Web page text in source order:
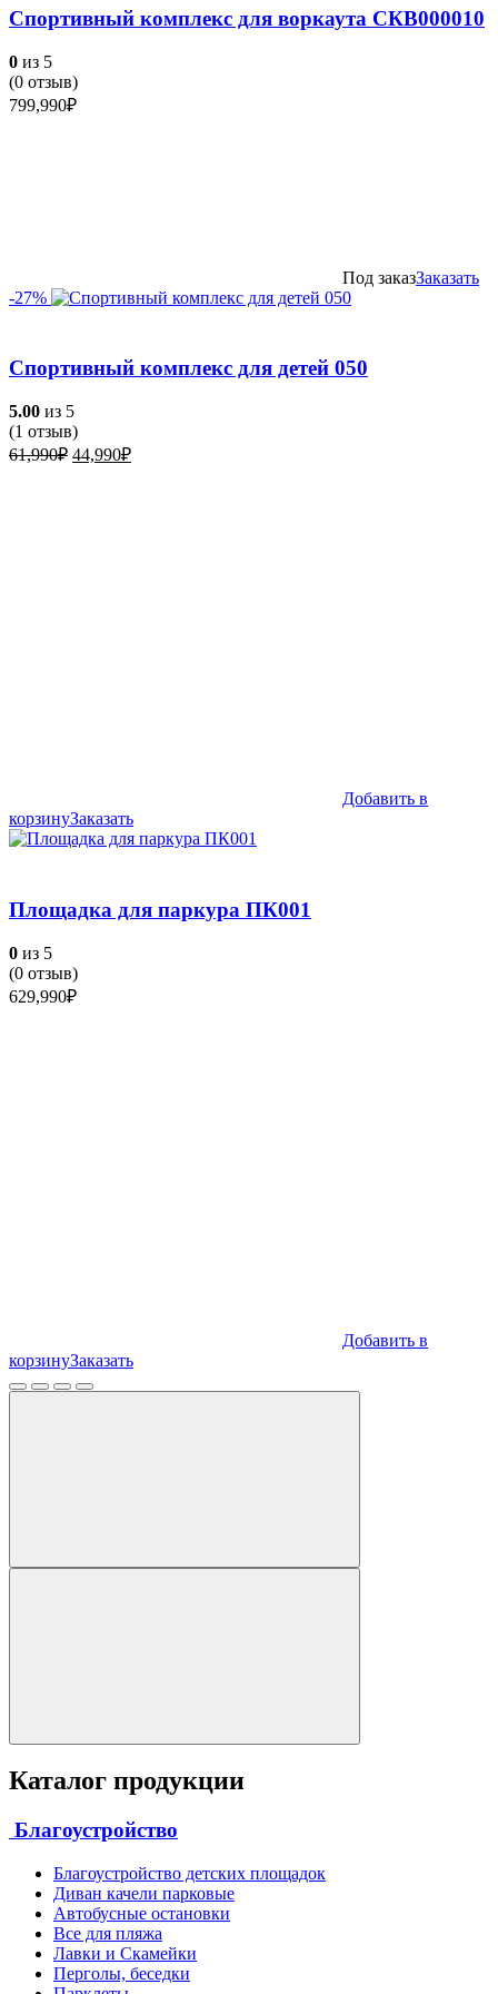
Спортивный комплекс для воркаута СКВ000010
0 из 5
(0 отзыв)
799,990₽
Под заказЗаказать
-27%
Спортивный комплекс для детей 050
5.00 из 5
(1 отзыв)
61,990₽ Первоначальная
44,990₽Текущая
Добавить в
корзинуЗаказать
Площадка для паркура ПК001
0 из 5
(0 отзыв)
629,990₽
Добавить в
корзинуЗаказать
Каталог продукции
Благоустройство
Благоустройство детских площадок
Диван качели парковые
Автобусные остановки
Все для пляжа
Лавки и Скамейки
Перголы, беседки